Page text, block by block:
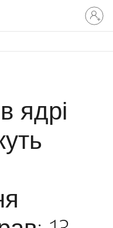
Увійдіть
свій
запис
ядрі